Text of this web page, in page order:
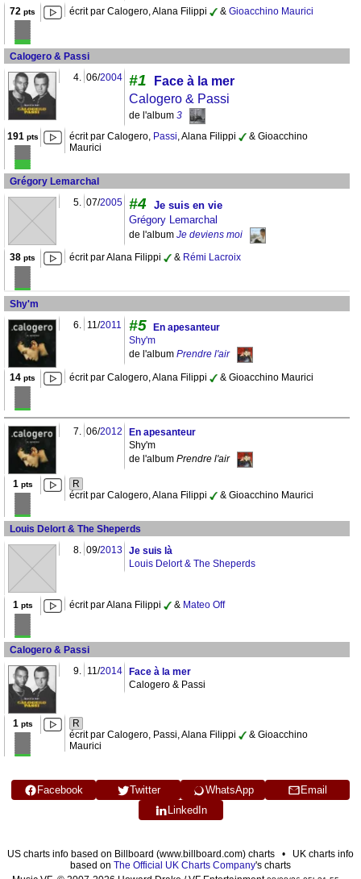
72 pts écrit par Calogero, Alana Filippi & Gioacchino Maurici
Calogero & Passi
4. 06/2004 #1
Face à la mer
Calogero & Passi
de l'album 3
191 pts écrit par Calogero, Passi, Alana Filippi
& Gioacchino
Maurici
Grégory Lemarchal
5. 07/2005 #4 Je suis en vie
Grégory Lemarchal
de l'album Je deviens moi
38 pts écrit par Alana Filippi & Rémi Lacroix
Shy'm
6. 11/2011 #5
En apesanteur
Shy'm
de l'album Prendre l'air
14 pts écrit par Calogero, Alana Filippi & Gioacchino Maurici
7. 06/2012
En apesanteur
Shy'm
de l'album Prendre l'air
1 pts
R
écrit par Calogero, Alana Filippi
& Gioacchino Maurici
Louis Delort & The Sheperds
8. 09/2013
Je suis là
Louis Delort & The Sheperds
1 pts écrit par Alana Filippi & Mateo Off
Calogero & Passi
9. 11/2014
Face à la mer
Calogero & Passi
1 pts
R
écrit par Calogero, Passi, Alana Filippi
& Gioacchino
Maurici
Facebook Twitter WhatsApp
Email
LinkedIn
US charts info based on Billboard (www.billboard.com) charts • UK charts info
based on The Official UK Charts Company's charts